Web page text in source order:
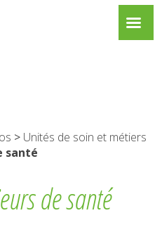
> Unités de soin et métiers
santé
de santé